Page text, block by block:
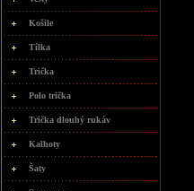
Košile
Tílka
Trička
Polo trička
Trička dlouhý rukáv
Kalhoty
Šaty